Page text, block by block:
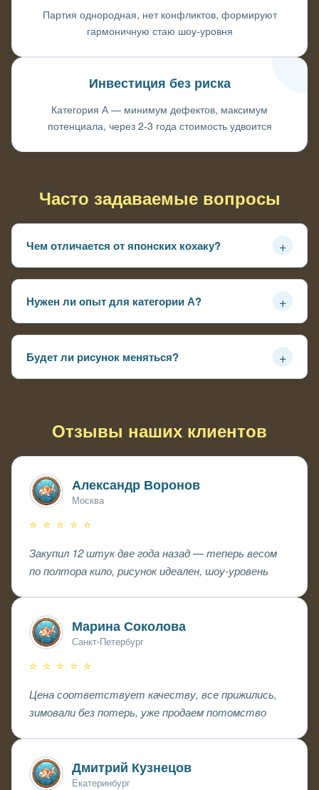
Партия однородная, нет конфликтов, формируют
гармоничную стаю шоу-уровня
Инвестиция без риска
Категория А — минимум дефектов, максимум
потенциала, через 2-3 года стоимость удвоится
Часто задаваемые вопросы
Чем отличается от японских кохаку? +
Нужен ли опыт для категории А? +
Будет ли рисунок меняться? +
Отзывы наших клиентов
Александр Воронов
Москва
⭐ ⭐ ⭐ ⭐ ⭐
Закупил 12 штук две года назад — теперь весом
по полтора кило, рисунок идеален, шоу-уровень
Марина Соколова
Санкт-Петербург
⭐ ⭐ ⭐ ⭐ ⭐
Цена соответствует качеству, все прижились,
зимовали без потерь, уже продаем потомство
Дмитрий Кузнецов
Екатеринбург